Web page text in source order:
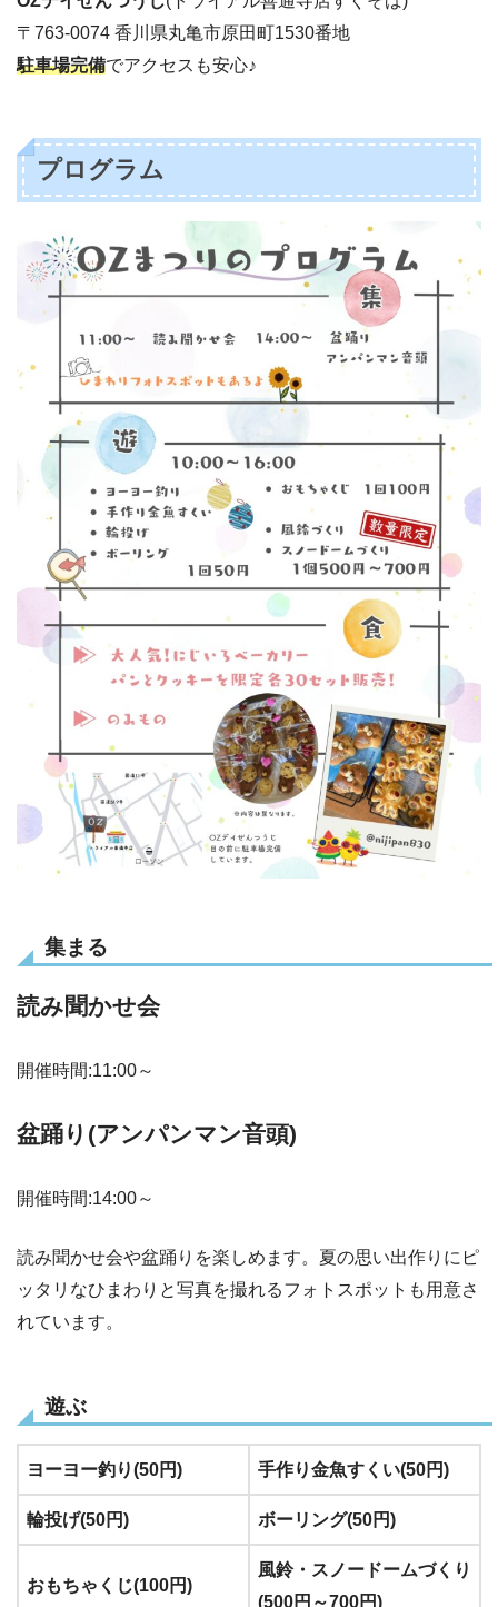
〒763-0074 香川県丸亀市原田町1530番地
駐車場完備でアクセスも安心♪
プログラム
集まる
読み聞かせ会
開催時間:11:00～
盆踊り(アンパンマン音頭)
開催時間:14:00～
読み聞かせ会や盆踊りを楽しめます。夏の思い出作りにピ
ッタリなひまわりと写真を撮れるフォトスポットも用意さ
れています。
遊ぶ
ヨーヨー釣り(50円) 手作り金魚すくい(50円)
輪投げ(50円) ボーリング(50円)
おもちゃくじ(100円)
風鈴・スノードームづくり
(500円～700円)